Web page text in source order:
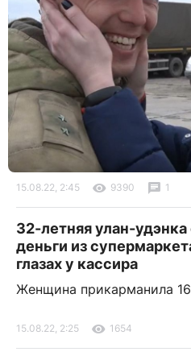
15.08.22, 2:45 9390 1
32-летняя улан-
деньги из
глазах у кассира
Женщина прикарманила
15.08.22, 2:25 1654